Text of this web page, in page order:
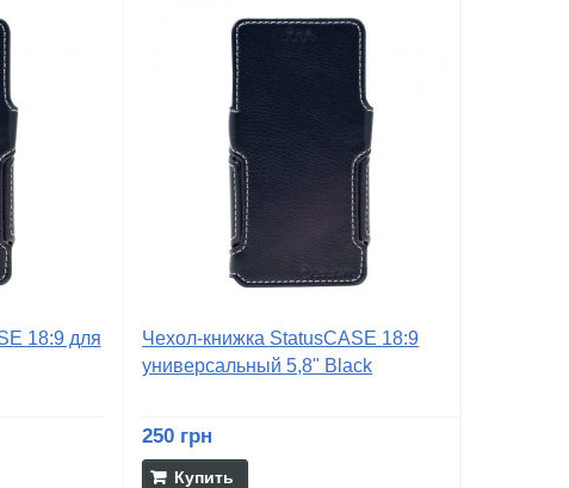
18:9 для
Чехол-книжка StatusCASE 18:9
универсальный 5,8" Black
250 грн
Купить